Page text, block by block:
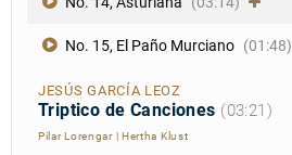
No. 15, El Paño Murciano (01:48)
JESÚS GARCÍA LEOZ
Triptico de Canciones (03:21)
Pilar Lorengar| Hertha Klust